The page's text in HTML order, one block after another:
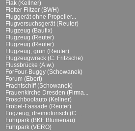
Flak (Kellner)
Flotter Flitzer (BWH)
Fluggerät ohne Propeller...
Flugversuchsgerät (Reuter)
Flugzeug (Baufix)
Flugzeug (Reuter)
Flugzeug (Reuter)
Flugzeug, grün (Reuter)
Flugzeugwrack (C. Fritzsche)
Flussbrücke (A.w.)
ForFour-Buggy (Schowanek)
Forum (Ebert)
Frachtschiff (Schowanek)
Frauenkirche Dresden (Firma...
Froschbootauto (Kellner)
Fröbel-Fassade (Reuter)
Fugzeug, dreimotorisch (C....
Fuhrpark (BKF Blumenau)
Fuhrpark (VERO)